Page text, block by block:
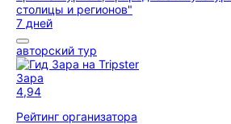
7 дней
авторский тур
Зара
4,94
Рейтинг организатора